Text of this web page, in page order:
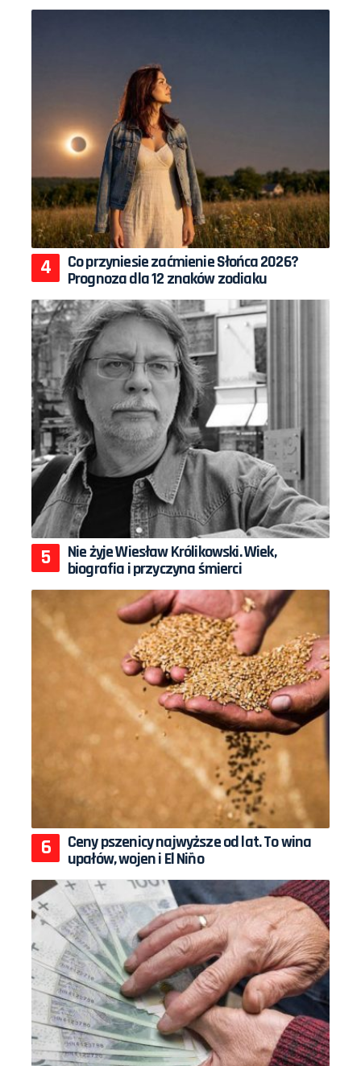
Co przyniesie zaćmienie Słońca 2026?
Prognoza dla 12 znaków zodiaku
Nie żyje Wiesław Królikowski. Wiek,
biografia i przyczyna śmierci
Ceny pszenicy najwyższe od lat. To wina
upałów, wojen i El Niño